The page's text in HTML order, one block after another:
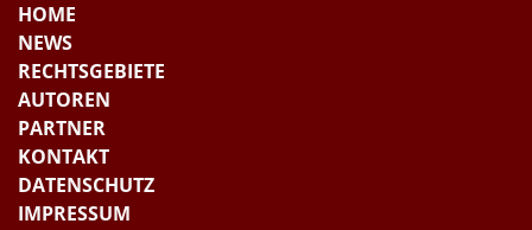
HOME
NEWS
RECHTSGEBIETE
AUTOREN
PARTNER
KONTAKT
DATENSCHUTZ
IMPRESSUM